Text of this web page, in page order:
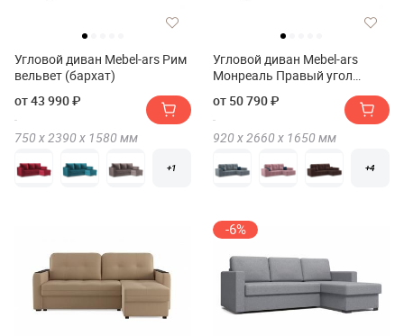
Угловой диван Mebel-ars Рим
вельвет (бархат)
от 43 990 ₽
750 х2390 х 1580 мм
+1
Угловой диван Mebel-ars
Монреаль Правый угол
от 50 790 ₽
920 х2660 х 1650 мм
+4
-6%